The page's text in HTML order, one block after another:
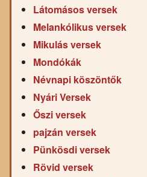
Látomásos versek
Melankólikus versek
Mikulás versek
Mondókák
Névnapi köszöntők
Nyári Versek
Őszi versek
pajzán versek
Pünkösdi versek
Rövid versek